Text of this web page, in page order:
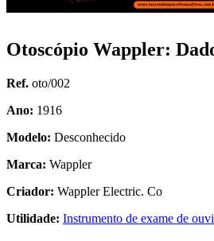
Otoscópio Wappler:
Ref. oto/002
Ano: 1916
Modelo: Desconhecido
Marca: Wappler
Criador: Wappler Electric. Co
Utilidade: Instrumento de exame de